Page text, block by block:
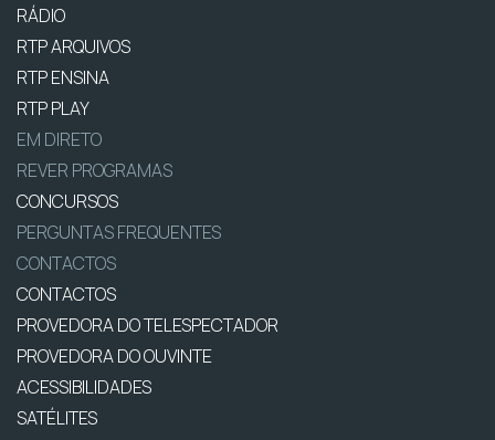
RÁDIO
RTP ARQUIVOS
RTP ENSINA
RTP PLAY
EM DIRETO
REVER PROGRAMAS
CONCURSOS
PERGUNTAS FREQUENTES
CONTACTOS
CONTACTOS
PROVEDORA DO TELESPECTADOR
PROVEDORA DO OUVINTE
ACESSIBILIDADES
SATÉLITES